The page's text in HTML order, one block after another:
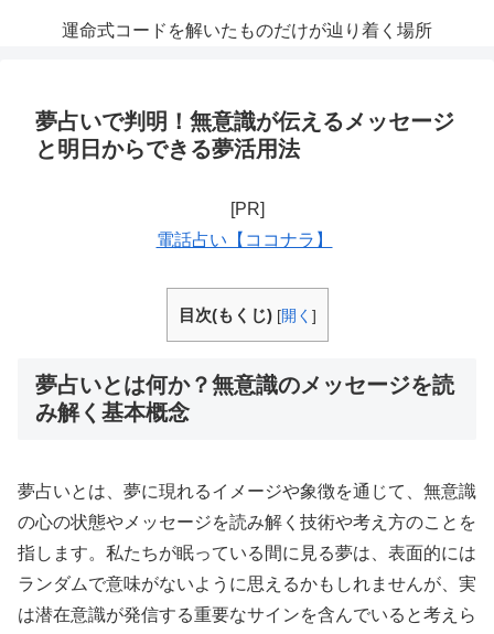
運命式コードを解いたものだけが辿り着く場所
夢占いで判明！無意識が伝えるメッセージ
と明日からできる夢活用法
[PR]
電話占い【ココナラ】
目次(もくじ) [開く ]
夢占いとは何か？無意識のメッセージを読
み解く基本概念
夢占いとは、夢に現れるイメージや象徴を通じて、無意識
の心の状態やメッセージを読み解く技術や考え方のことを
指します。私たちが眠っている間に見る夢は、表面的には
ランダムで意味がないように思えるかもしれませんが、実
は潜在意識が発信する重要なサインを含んでいると考えら